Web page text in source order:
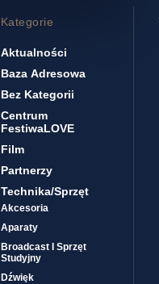
Kategorie
Aktualności
Baza Adresowa
Bez Kategorii
Centrum
FestiwaLOVE
Film
Partnerzy
Technika/sprzęt
Akcesoria
Aparaty
Broadcast I Sprzęt
Studyjny
Dźwięk